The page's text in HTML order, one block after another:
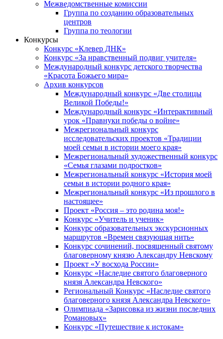
Межведомственные комиссии
Группа по созданию образовательных
центров
Группа по теологии
Конкурсы
Конкурс «Клевер ДНК»
Конкурс «За нравственный подвиг учителя»
Международный конкурс детского творчества
«Красота Божьего мира»
Архив конкурсов
Международный конкурс «Две столицы
Великой Победы!»
Международный конкурс «Интерактивный
урок «Правнуки победы о войне»
Межрегиональный конкурс
исследовательских проектов «Традиции
моей семьи в истории моего края»
Межрегиональный художественный конкурс
«Семья глазами подростков»
Межрегиональный конкурс «История моей
семьи в истории родного края»
Межрегиональный конкурс «Из прошлого в
настоящее»
Проект «Россия – это родина моя!»
Конкурс «Учитель и ученик»
Конкурс образовательных экскурсионных
маршрутов «Времен связующая нить»
Конкурс сочинений, посвященный святому
благоверному князю Александру Невскому
Проект «У восхода России»
Конкурс «Наследие святого благоверного
князя Александра Невского»
Региональный Конкурс «Наследие святого
благоверного князя Александра Невского»
Олимпиада «Зарисовка из жизни последних
Романовых»
Конкурс «Путешествие к истокам»